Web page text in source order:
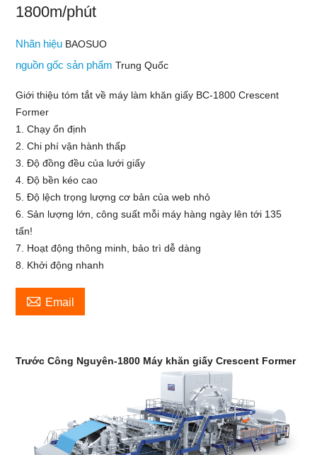
1800m/phút
Nhãn hiệu BAOSUO
nguồn gốc sản phẩmTrung Quốc
Giới thiệu tóm tắt về máy làm khăn giấy BC-1800 Crescent
Former
1. Chạy ổn định
2. Chi phí vận hành thấp
3. Độ đồng đều của lưới giấy
4. Độ bền kéo cao
5. Độ lệch trọng lượng cơ bản của web nhỏ
6. Sản lượng lớn, công suất mỗi máy hàng ngày lên tới 135
tấn!
7. Hoạt động thông minh, bảo trì dễ dàng
8. Khởi động nhanh
 Email
Trước Công Nguyên-1800 Máy khăn giấy Crescent Former